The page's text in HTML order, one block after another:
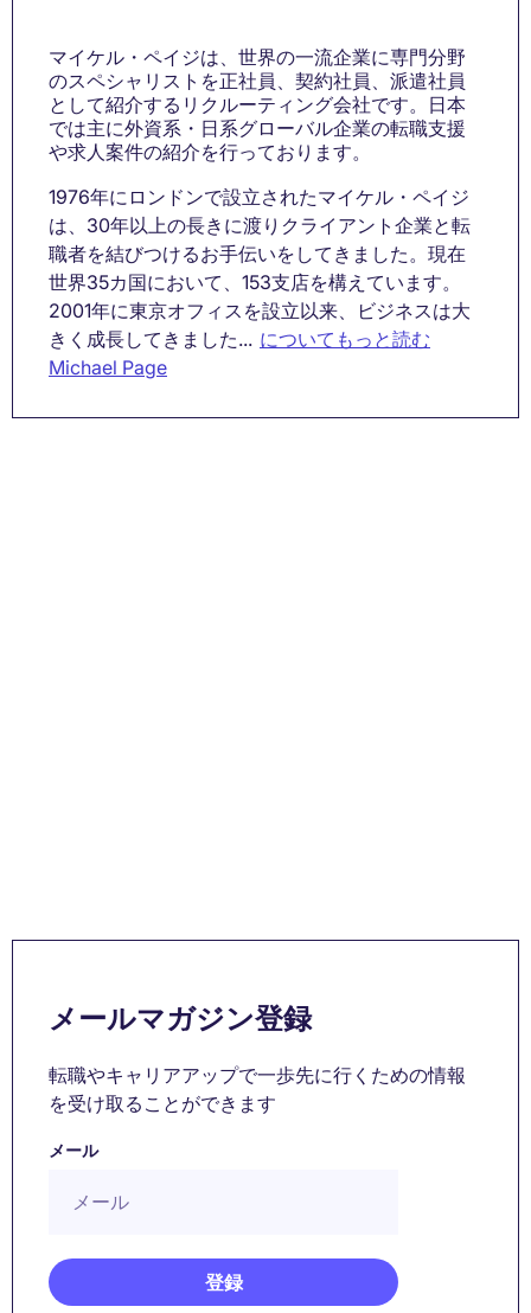
マイケル・ペイジは、世界の一流企業に専門分野
のスペシャリストを正社員、契約社員、派遣社員
として紹介するリクルーティング会社です。日本
では主に外資系・日系グローバル企業の転職支援
や求人案件の紹介を行っております。
1976年にロンドンで設立されたマイケル・ペイジ
は、30年以上の長きに渡りクライアント企業と転
職者を結びつけるお手伝いをしてきました。現在
世界35カ国において、153支店を構えています。
2001年に東京オフィスを設立以来、ビジネスは大
きく成長してきました... についてもっと読む
Michael Page
メールマガジン登録
転職やキャリアアップで一歩先に行くための情報
を受け取ることができます
メール